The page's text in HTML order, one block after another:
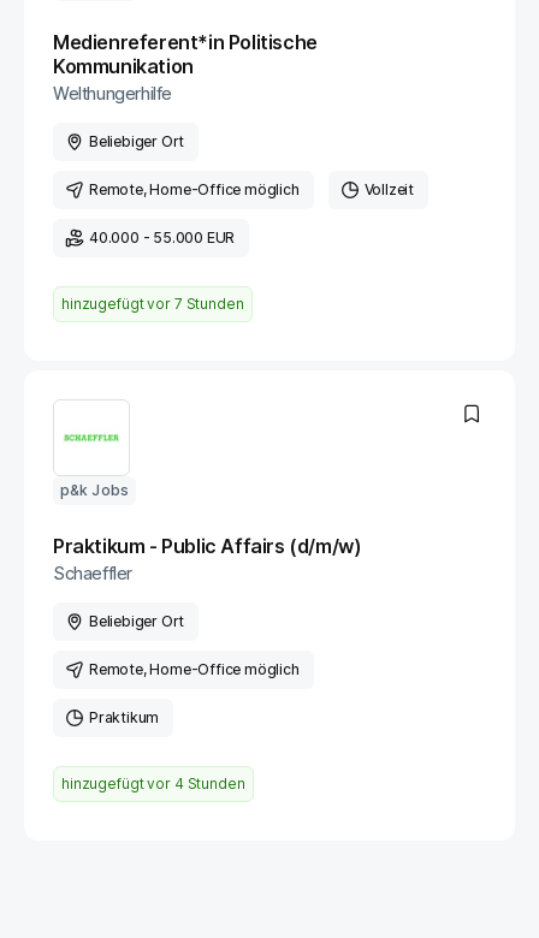
Medienreferent*in Politische
Kommunikation
Welthungerhilfe
Beliebiger Ort
Remote, Home-Office möglich Vollzeit
40.000 - 55.000 EUR
hinzugefügt vor 7 Stunden
p&k Jobs
Praktikum - Public Affairs (d/m/w)
Schaeffler
Beliebiger Ort
Remote, Home-Office möglich
Praktikum
hinzugefügt vor 4 Stunden